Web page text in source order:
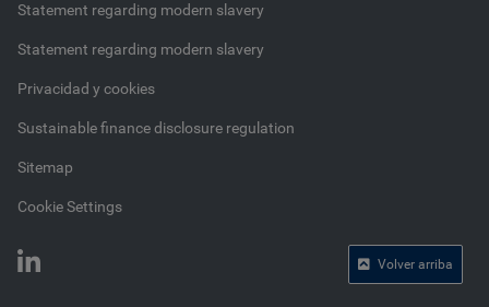
Statement regarding modern slavery
Statement regarding modern slavery
Privacidad y cookies
Sustainable finance disclosure regulation
Sitemap
Cookie Settings
Volver arriba